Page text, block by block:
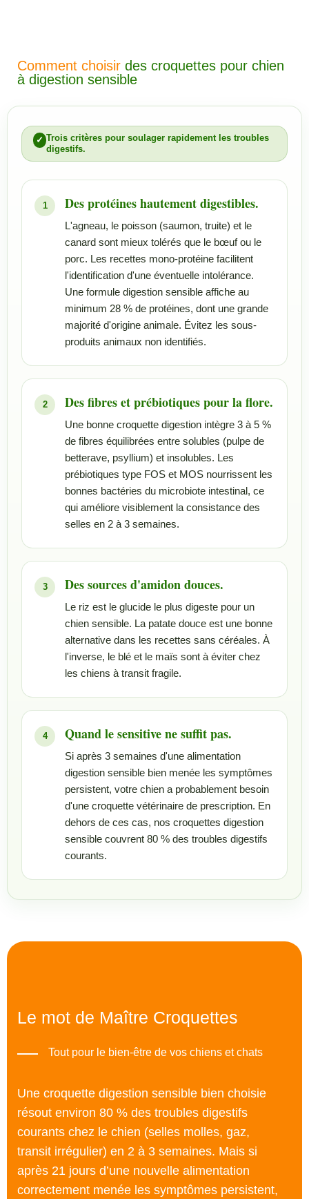
Comment choisir des croquettes pour chien
à digestion sensible
Trois critères pour soulager rapidement les troubles
digestifs.
Des protéines hautement digestibles.
L'agneau, le poisson (saumon, truite) et le
canard sont mieux tolérés que le bœuf ou le
porc. Les recettes mono-protéine facilitent
l'identification d'une éventuelle intolérance.
Une formule digestion sensible affiche au
minimum 28 % de protéines, dont une grande
majorité d'origine animale. Évitez les sous-
produits animaux non identifiés.
Des fibres et prébiotiques pour la flore.
Une bonne croquette digestion intègre 3 à 5 %
de fibres équilibrées entre solubles (pulpe de
betterave, psyllium) et insolubles. Les
prébiotiques type FOS et MOS nourrissent les
bonnes bactéries du microbiote intestinal, ce
qui améliore visiblement la consistance des
selles en 2 à 3 semaines.
Des sources d'amidon douces.
Le riz est le glucide le plus digeste pour un
chien sensible. La patate douce est une bonne
alternative dans les recettes sans céréales. À
l'inverse, le blé et le maïs sont à éviter chez
les chiens à transit fragile.
Quand le sensitive ne suffit pas.
Si après 3 semaines d'une alimentation
digestion sensible bien menée les symptômes
persistent, votre chien a probablement besoin
d'une croquette vétérinaire de prescription. En
dehors de ces cas, nos croquettes digestion
sensible couvrent 80 % des troubles digestifs
courants.
Le mot de Maître Croquettes
Tout pour le bien-être de vos chiens et chats
Une croquette digestion sensible bien choisie
résout environ 80 % des troubles digestifs
courants chez le chien (selles molles, gaz,
transit irrégulier) en 2 à 3 semaines. Mais si
après 21 jours d’une nouvelle alimentation
correctement menée les symptômes persistent,